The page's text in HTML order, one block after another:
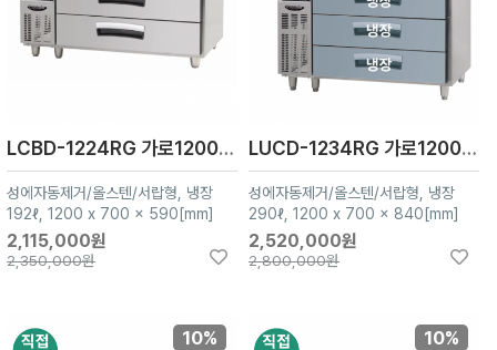
LCBD-1224RG 가로1200 냉장2칸
성에자동제거/올스텐/서랍형, 냉장
192ℓ, 1200 x 700 x 590[mm]
2,115,000원
2,350,000원
LUCD-1234RG 가로1200 냉장3칸
성에자동제거/올스텐/서랍형, 냉장
290ℓ, 1200 x 700 x 840[mm]
2,520,000원
2,800,000원
10% 10%